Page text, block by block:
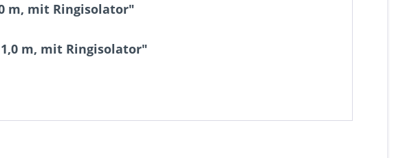
m, mit Ringisolator"
m, mit Ringisolator"